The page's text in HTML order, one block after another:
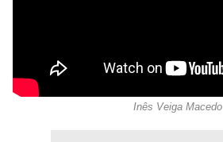
Inês Veiga Macedo